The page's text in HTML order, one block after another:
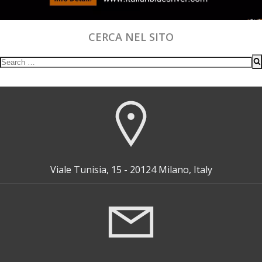
CERCA NEL SITO
Search
Viale Tunisia, 15 - 20124 Milano, Italy